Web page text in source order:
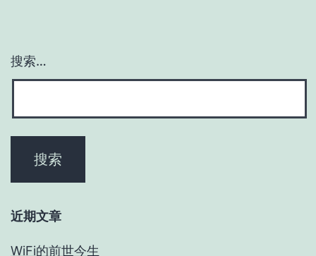
搜索…
近期文章
WiFi的前世今生